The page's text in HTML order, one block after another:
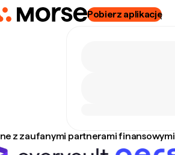
Pobierz aplikację
z zaufanymi partnerami finansowymi